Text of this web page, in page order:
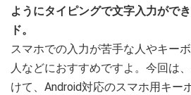
ようにタイピングで文字入力がで
ド。
スマホでの入力が苦手な人やキー
人などにおすすめですよ。今回は
けて、Android対応のスマホ用キー